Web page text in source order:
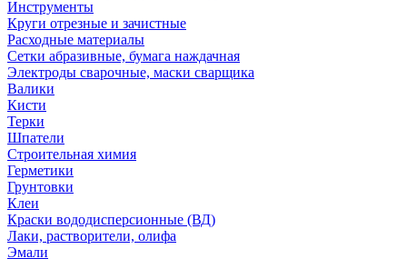
Инструменты
Круги отрезные и зачистные
Расходные материалы
Сетки абразивные, бумага наждачная
Электроды сварочные, маски сварщика
Валики
Кисти
Терки
Шпатели
Строительная химия
Герметики
Грунтовки
Клеи
Краски вододисперсионные (ВД)
Лаки, растворители, олифа
Эмали